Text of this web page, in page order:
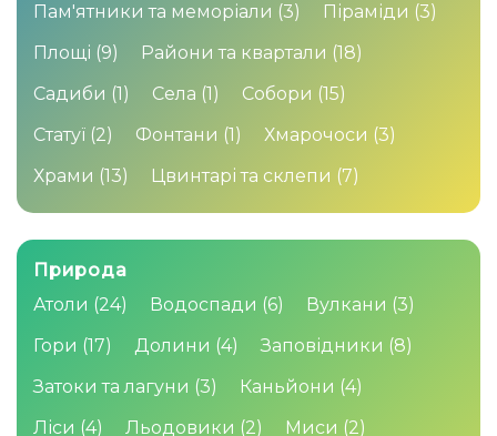
Пам'ятники та меморіали (3) Піраміди (3)
Площі (9) Райони та квартали (18)
Садиби (1) Села (1) Собори (15)
Статуї (2) Фонтани (1) Хмарочоси (3)
Храми (13) Цвинтарі та склепи (7)
Природа
Атоли (24) Водоспади (6) Вулкани (3)
Гори (17) Долини (4) Заповідники (8)
Затоки та лагуни (3) Каньйони (4)
Ліси (4) Льодовики (2) Миси (2)